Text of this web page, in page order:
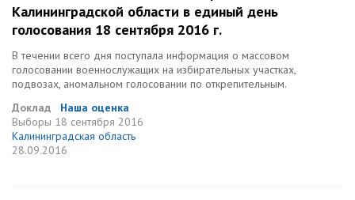
Калининградской области в единый день
голосования 18 сентября 2016 г.
В течении всего дня поступала информация о массовом
голосовании военнослужащих на избирательных участках,
подвозах, аномальном голосовании по открепительным.
Доклад
Наша оценка
Выборы 18 сентября 2016
Калининградская область
28.09.2016